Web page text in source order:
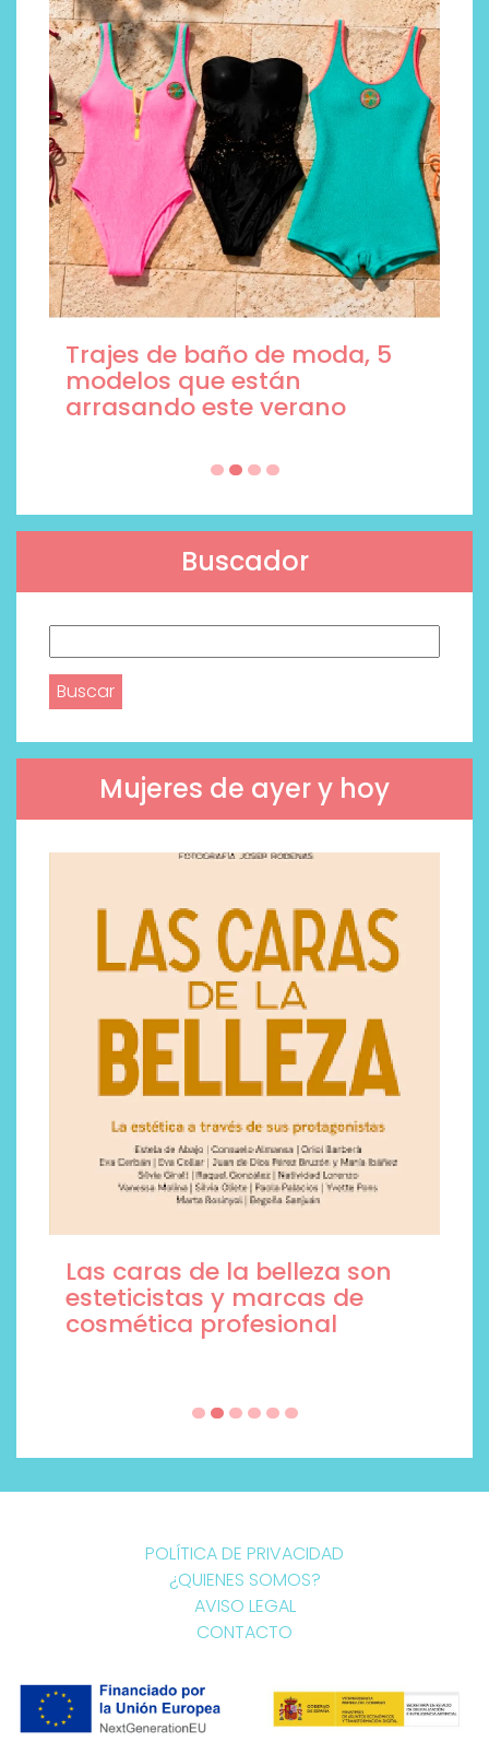
Trajes de baño de moda, 5
modelos que están
arrasando este verano
Buscador
Mujeres de ayer y hoy
Las caras de la belleza son
esteticistas y marcas de
cosmética profesional
POLÍTICA DE PRIVACIDAD
¿QUIENES SOMOS?
AVISO LEGAL
CONTACTO